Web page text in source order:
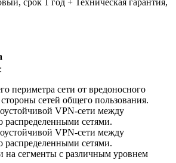
срок 1 год + Техническая гарантия,
периметра сети от вредоносного
сетей общего пользования.
VPN-сети между
распределенными сетями.
VPN-сети между
распределенными сетями.
на сегменты с различным уровнем